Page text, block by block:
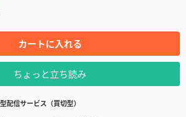
カートに入れる
ちょっと立ち読み
配信サービス（買切型）